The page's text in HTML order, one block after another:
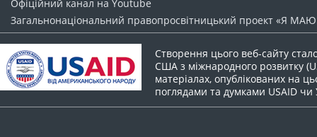
Офіційний канал на Youtube
Загальнонаціональний право​просвітницький проект «Я
Створення цього веб-сайту
США з міжнародного розвитку
матеріалах, опублікованих на
поглядами та думками USAID